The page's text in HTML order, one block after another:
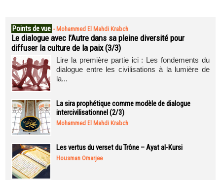
Points de vue - Mohammed El Mahdi Krabch
Le dialogue avec l’Autre dans sa pleine diversité pour
diffuser la culture de la paix (3/3)
Lire la première partie ici : Les fondements du
dialogue entre les civilisations à la lumière de
la...
La sira prophétique comme modèle de dialogue
intercivilisationnel (2/3)
Mohammed El Mahdi Krabch
Les vertus du verset du Trône – Ayat al-Kursi
Housman Omarjee